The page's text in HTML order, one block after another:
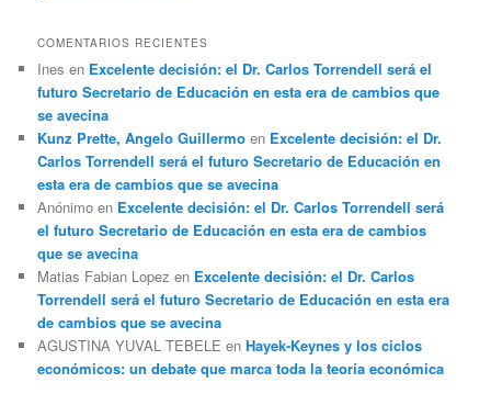
COMENTARIOS RECIENTES
Ines en Excelente decisión: el Dr. Carlos Torrendell será el
futuro Secretario de Educación en esta era de cambios que
se avecina
Kunz Prette, Angelo Guillermo en Excelente decisión: el Dr.
Carlos Torrendell será el futuro Secretario de Educación en
esta era de cambios que se avecina
Anónimo en Excelente decisión: el Dr. Carlos Torrendell será
el futuro Secretario de Educación en esta era de cambios
que se avecina
Matias Fabian Lopez en Excelente decisión: el Dr. Carlos
Torrendell será el futuro Secretario de Educación en esta era
de cambios que se avecina
AGUSTINA YUVAL TEBELE enHayek-Keynes y los ciclos
económicos: un debate que marca toda la teoría económica